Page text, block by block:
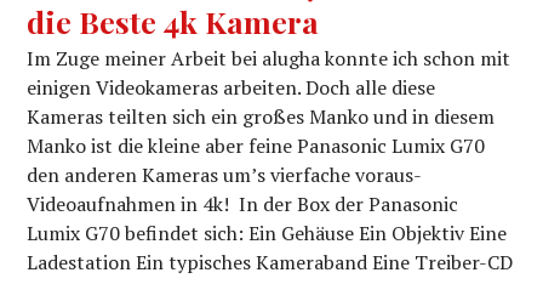
die Beste 4k Kamera
Im Zuge meiner Arbeit bei alugha konnte ich schon mit
einigen Videokameras arbeiten. Doch alle diese
Kameras teilten sich ein großes Manko und in diesem
Manko ist die kleine aber feine Panasonic Lumix G70
den anderen Kameras um’s vierfache voraus-
Videoaufnahmen in 4k! In der Box der Panasonic
Lumix G70 befindet sich: Ein Gehäuse Ein Objektiv Eine
Ladestation Ein typisches Kameraband Eine Treiber-CD